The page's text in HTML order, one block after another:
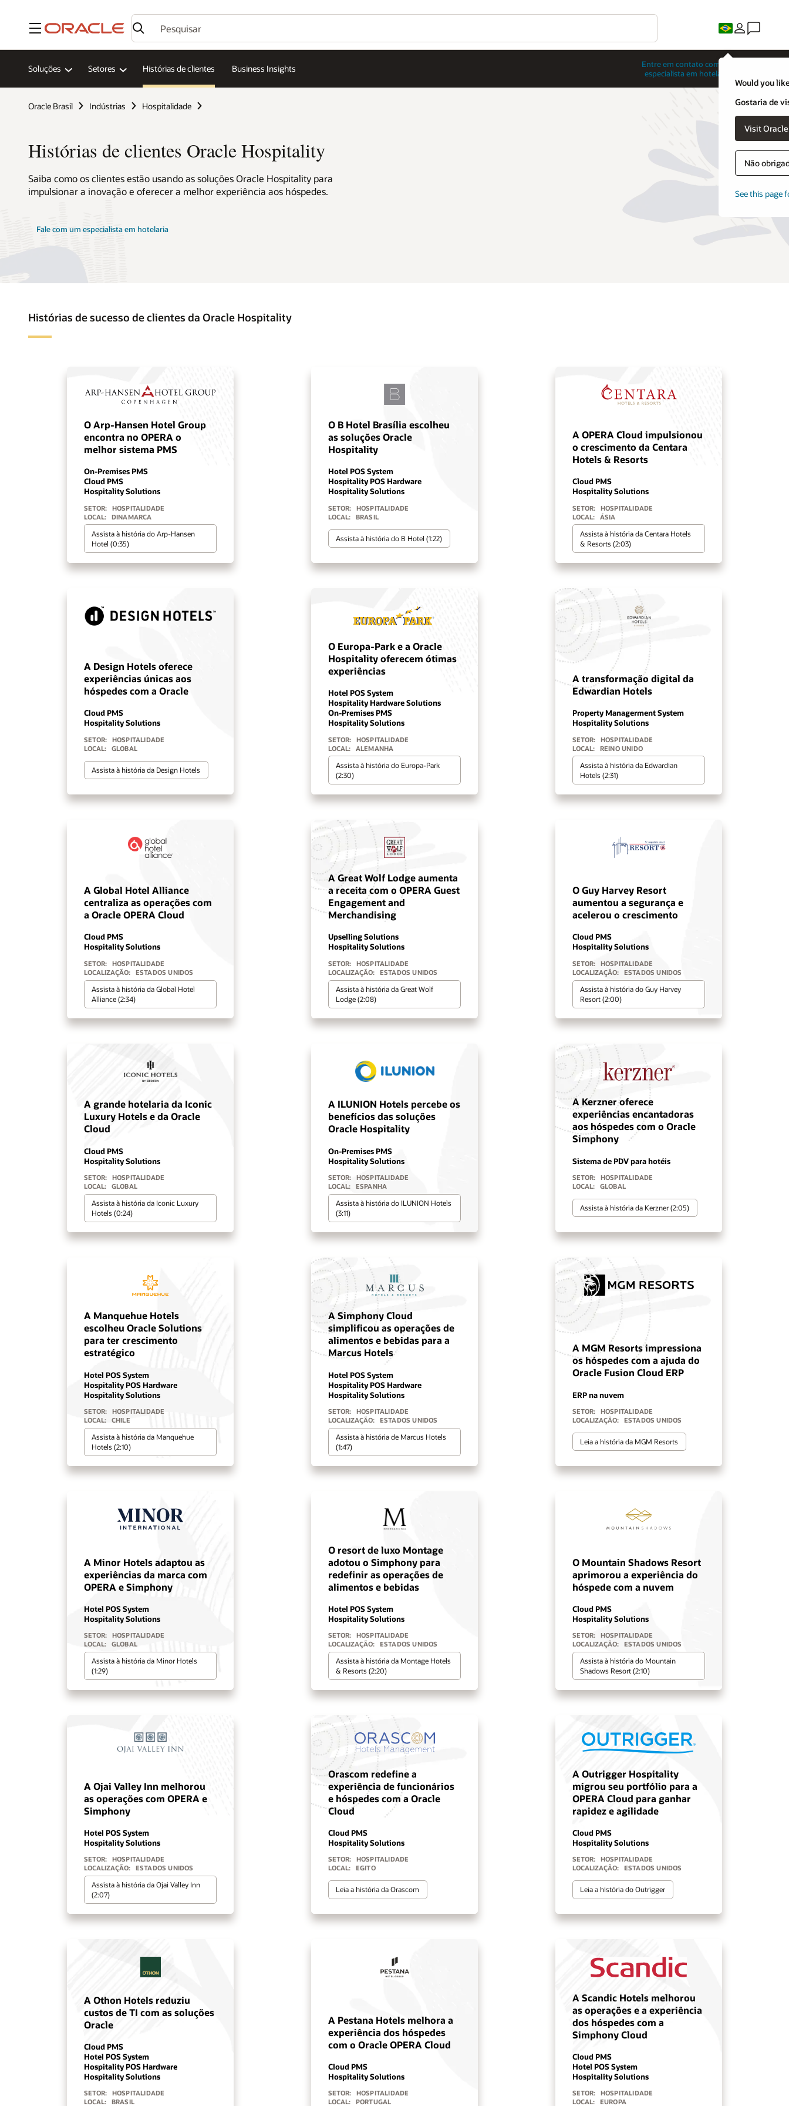
Menu
Would you
Gostaria de
Visit
Não
See this page
Soluções Setores Histórias de clientes Business Insights
Entre em contato com um
especialista em hotelaria
Oracle Brasil Indústrias Hospitalidade
Histórias de clientes Oracle Hospitality
Saiba como os clientes estão usando as soluções Oracle Hospitality para
impulsionar a inovação e oferecer a melhor experiência aos hóspedes.
Fale com um especialista em hotelaria
Histórias de sucesso de clientes da Oracle Hospitality
O Arp-Hansen Hotel Group
encontra no OPERA o
melhor sistema PMS
On-Premises PMS
Cloud PMS
Hospitality Solutions
SETOR:
HOSPITALIDADE
LOCAL:
DINAMARCA
Assista à história do Arp-Hansen
Hotel (0:35)
O B Hotel Brasília escolheu
as soluções Oracle
Hospitality
Hotel POS System
Hospitality POS Hardware
Hospitality Solutions
SETOR:
HOSPITALIDADE
LOCAL:
BRASIL
Assista à história do B Hotel (1:22)
A OPERA Cloud impulsionou
o crescimento da Centara
Hotels & Resorts
Cloud PMS
Hospitality Solutions
SETOR:
HOSPITALIDADE
LOCAL:
ÁSIA
Assista à história da Centara Hotels
& Resorts (2:03)
A Design Hotels oferece
experiências únicas aos
hóspedes com a Oracle
Cloud PMS
Hospitality Solutions
SETOR:
HOSPITALIDADE
LOCAL:
GLOBAL
Assista à história da Design Hotels
O Europa-Park e a Oracle
Hospitality oferecem ótimas
experiências
Hotel POS System
Hospitality Hardware Solutions
On-Premises PMS
Hospitality Solutions
SETOR:
HOSPITALIDADE
LOCAL:
ALEMANHA
Assista à história do Europa-Park
(2:30)
A transformação digital da
Edwardian Hotels
Property Managerment System
Hospitality Solutions
SETOR:
HOSPITALIDADE
LOCAL:
REINO UNIDO
Assista à história da Edwardian
Hotels (2:31)
A Global Hotel Alliance
centraliza as operações com
a Oracle OPERA Cloud
Cloud PMS
Hospitality Solutions
SETOR:
HOSPITALIDADE
LOCALIZAÇÃO:
ESTADOS UNIDOS
Assista à história da Global Hotel
Alliance (2:34)
A Great Wolf Lodge aumenta
a receita com o OPERA Guest
Engagement and
Merchandising
Upselling Solutions
Hospitality Solutions
SETOR:
HOSPITALIDADE
LOCALIZAÇÃO:
ESTADOS UNIDOS
Assista à história da Great Wolf
Lodge (2:08)
O Guy Harvey Resort
aumentou a segurança e
acelerou o crescimento
Cloud PMS
Hospitality Solutions
SETOR:
HOSPITALIDADE
LOCALIZAÇÃO:
ESTADOS UNIDOS
Assista à história do Guy Harvey
Resort (2:00)
A grande hotelaria da Iconic
Luxury Hotels e da Oracle
Cloud
Cloud PMS
Hospitality Solutions
SETOR:
HOSPITALIDADE
LOCAL:
GLOBAL
Assista à história da Iconic Luxury
Hotels (0:24)
A ILUNION Hotels percebe os
benefícios das soluções
Oracle Hospitality
On-Premises PMS
Hospitality Solutions
SETOR:
HOSPITALIDADE
LOCAL:
ESPANHA
Assista à história do ILUNION Hotels
(3:11)
A Kerzner oferece
experiências encantadoras
aos hóspedes com o Oracle
Simphony
Sistema de PDV para hotéis
SETOR:
HOSPITALIDADE
LOCAL:
GLOBAL
Assista à história da Kerzner (2:05)
A Manquehue Hotels
escolheu Oracle Solutions
para ter crescimento
estratégico
Hotel POS System
Hospitality POS Hardware
Hospitality Solutions
SETOR:
HOSPITALIDADE
LOCAL:
CHILE
Assista à história da Manquehue
Hotels (2:10)
A Simphony Cloud
simplificou as operações de
alimentos e bebidas para a
Marcus Hotels
Hotel POS System
Hospitality POS Hardware
Hospitality Solutions
SETOR:
HOSPITALIDADE
LOCALIZAÇÃO:
ESTADOS UNIDOS
Assista à história de Marcus Hotels
(1:47)
A MGM Resorts impressiona
os hóspedes com a ajuda do
Oracle Fusion Cloud ERP
ERP na nuvem
SETOR:
HOSPITALIDADE
LOCALIZAÇÃO:
ESTADOS UNIDOS
Leia a história da MGM Resorts
A Minor Hotels adaptou as
experiências da marca com
OPERA e Simphony
Hotel POS System
Hospitality Solutions
SETOR:
HOSPITALIDADE
LOCAL:
GLOBAL
Assista à história da Minor Hotels
(1:29)
O resort de luxo Montage
adotou o Simphony para
redefinir as operações de
alimentos e bebidas
Hotel POS System
Hospitality Solutions
SETOR:
HOSPITALIDADE
LOCALIZAÇÃO:
ESTADOS UNIDOS
Assista à história da Montage Hotels
& Resorts (2:20)
O Mountain Shadows Resort
aprimorou a experiência do
hóspede com a nuvem
Cloud PMS
Hospitality Solutions
SETOR:
HOSPITALIDADE
LOCALIZAÇÃO:
ESTADOS UNIDOS
Assista à história do Mountain
Shadows Resort (2:10)
A Ojai Valley Inn melhorou
as operações com OPERA e
Simphony
Hotel POS System
Hospitality Solutions
SETOR:
HOSPITALIDADE
LOCALIZAÇÃO:
ESTADOS UNIDOS
Assista à história da Ojai Valley Inn
(2:07)
Orascom redefine a
experiência de funcionários
e hóspedes com a Oracle
Cloud
Cloud PMS
Hospitality Solutions
SETOR:
HOSPITALIDADE
LOCAL:
EGITO
Leia a história da Orascom
A Outrigger Hospitality
migrou seu portfólio para a
OPERA Cloud para ganhar
rapidez e agilidade
Cloud PMS
Hospitality Solutions
SETOR:
HOSPITALIDADE
LOCALIZAÇÃO:
ESTADOS UNIDOS
Leia a história do Outrigger
A Othon Hotels reduziu
custos de TI com as soluções
Oracle
Cloud PMS
Hotel POS System
Hospitality POS Hardware
Hospitality Solutions
SETOR:
HOSPITALIDADE
LOCAL:
BRASIL
A Pestana Hotels melhora a
experiência dos hóspedes
com o Oracle OPERA Cloud
Cloud PMS
Hospitality Solutions
SETOR:
HOSPITALIDADE
LOCAL:
PORTUGAL
A Scandic Hotels melhorou
as operações e a experiência
dos hóspedes com a
Simphony Cloud
Cloud PMS
Hotel POS System
Hospitality Solutions
SETOR:
HOSPITALIDADE
LOCAL:
EUROPA